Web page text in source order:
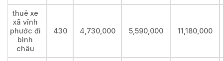
thuê xe
xã vĩnh
phước đi
bình
châu
430 4,730,000 5,590,000 11,180,000